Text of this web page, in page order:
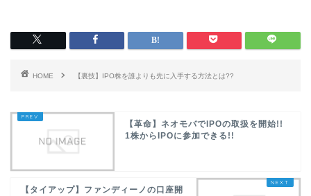
HOME 【裏技】IPO株を誰よりも先に入手する方法とは??
【革命】ネオモバでIPOの取扱を開始!!
1株からIPOに参加できる!!
【タイアップ】ファンディーノの口座開